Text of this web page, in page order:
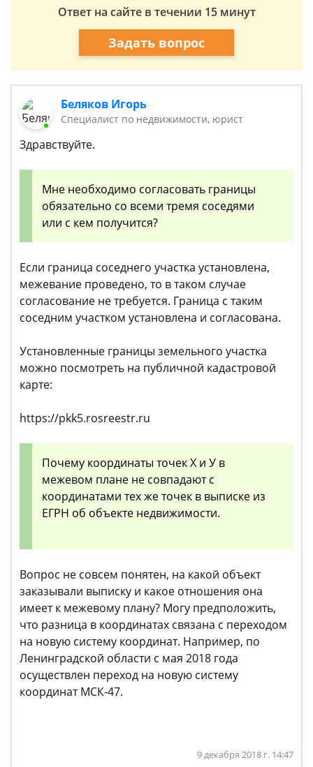
Ответ на сайте в течении 15 минут
Задать вопрос
Беляков Игорь
Специалист по недвижимости, юрист
Здравствуйте.
Мне необходимо согласовать границы
обязательно со всеми тремя соседями
или с кем получится?
Если граница соседнего участка установлена,
межевание проведено, то в таком случае
согласование не требуется. Граница с таким
соседним участком установлена и согласована.
Установленные границы земельного участка
можно посмотреть на публичной кадастровой
карте:
https://pkk5.rosreestr.ru
Почему координаты точек Х и У в
межевом плане не совпадают с
координатами тех же точек в выписке из
ЕГРН об объекте недвижимости.
Вопрос не совсем понятен, на какой объект
заказывали выписку и какое отношения она
имеет к межевому плану? Могу предположить,
что разница в координатах связана с переходом
на новую систему координат. Например, по
Ленинградской области с мая 2018 года
осуществлен переход на новую систему
координат МСК-47.
9 декабря 2018 г. 14:47